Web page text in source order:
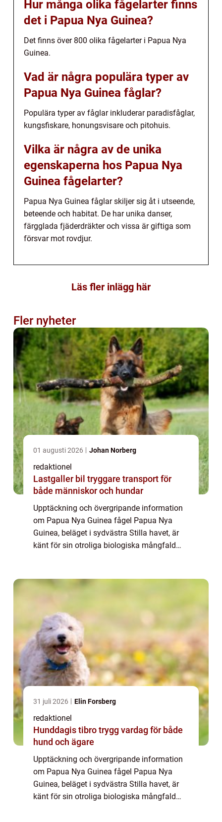
Hur många olika fågelarter finns
det i Papua Nya Guinea?
Det finns över 800 olika fågelarter i Papua Nya
Guinea.
Vad är några populära typer av
Papua Nya Guinea fåglar?
Populära typer av fåglar inkluderar paradisfåglar,
kungsfiskare, honungsvisare och pitohuis.
Vilka är några av de unika
egenskaperna hos Papua Nya
Guinea fågelarter?
Papua Nya Guinea fåglar skiljer sig åt i utseende,
beteende och habitat. De har unika danser,
färgglada fjäderdräkter och vissa är giftiga som
försvar mot rovdjur.
Läs fler inlägg här
Fler nyheter
01 augusti 2026 Johan Norberg
redaktionel
Lastgaller bil tryggare transport för
både människor och hundar
Upptäckning och övergripande information
om Papua Nya Guinea fågel Papua Nya
Guinea, beläget i sydvästra Stilla havet, är
känt för sin otroliga biologiska mångfald
31 juli 2026 Elin Forsberg
redaktionel
Hunddagis tibro trygg vardag för både
hund och ägare
Upptäckning och övergripande information
om Papua Nya Guinea fågel Papua Nya
Guinea, beläget i sydvästra Stilla havet, är
känt för sin otroliga biologiska mångfald